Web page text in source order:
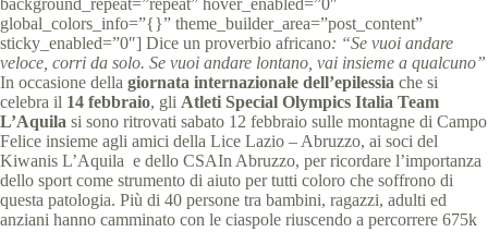
background_repeat=”repeat” hover_enabled=”0″
global_colors_info=”{}” theme_builder_area=”post_content”
sticky_enabled=”0″] Dice un proverbio africano: “Se vuoi andare
veloce, corri da solo. Se vuoi andare lontano, vai insieme a qualcuno”
In occasione della giornata internazionale dell’epilessia che si
celebra il 14 febbraio, gli Atleti Special Olympics Italia Team
L’Aquila si sono ritrovati sabato 12 febbraio sulle montagne di Campo
Felice insieme agli amici della Lice Lazio – Abruzzo, ai soci del
Kiwanis L’Aquila e dello CSAIn Abruzzo, per ricordare l’importanza
dello sport come strumento di aiuto per tutti coloro che soffrono di
questa patologia. Più di 40 persone tra bambini, ragazzi, adulti ed
anziani hanno camminato con le ciaspole riuscendo a percorrere 675k